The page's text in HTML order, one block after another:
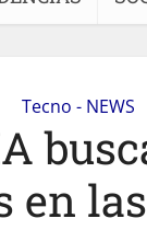
Tecno - NEWS
en